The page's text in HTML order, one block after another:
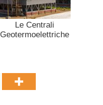
Le Centrali
Geotermoelettriche